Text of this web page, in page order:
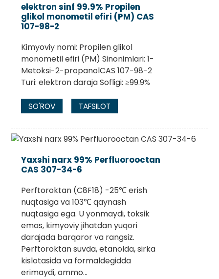
elektron sinf 99.9% Propilen
glikol monometil efiri (PM) CAS
107-98-2
Kimyoviy nomi: Propilen glikol
monometil efiri (PM) Sinonimlari: 1-
Metoksi-2-propanolCAS 107-98-2
Turi: elektron daraja Sofligi: ≥99.9%
SO'ROV TAFSILOT
Yaxshi narx 99% Perfluorooctan
CAS 307-34-6
Perftoroktan (C8F18) -25℃ erish
nuqtasiga va 103℃ qaynash
nuqtasiga ega. U yonmaydi, toksik
emas, kimyoviy jihatdan yuqori
darajada barqaror va rangsiz.
Perftoroktan suvda, etanolda, sirka
kislotasida va formaldegidda
erimaydi, ammo...